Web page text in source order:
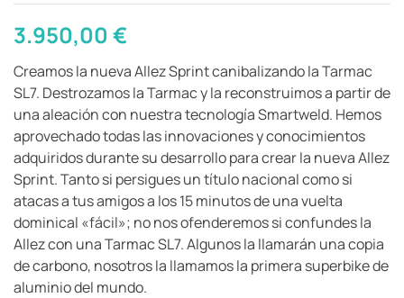
3.950,00€
Creamos la nueva Allez Sprint canibalizando la Tarmac
SL7. Destrozamos la Tarmac y la reconstruimos a partir de
una aleación con nuestra tecnología Smartweld. Hemos
aprovechado todas las innovaciones y conocimientos
adquiridos durante su desarrollo para crear la nueva Allez
Sprint. Tanto si persigues un título nacional como si
atacas a tus amigos a los 15 minutos de una vuelta
dominical «fácil»; no nos ofenderemos si confundes la
Allez con una Tarmac SL7. Algunos la llamarán una copia
de carbono, nosotros la llamamos la primera superbike de
aluminio del mundo.